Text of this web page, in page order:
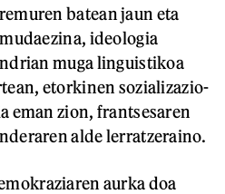
batean jaun eta
ideologia
muga linguistikoa
etorkinen sozializazio-
eman zion, frantsesaren
alde lerratzeraino.
aurka doa